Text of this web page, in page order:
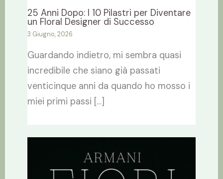
25 Anni Dopo: I 10 Pilastri per Diventare
un Floral Designer di Successo
3 Giugno, 2026
Guardando indietro, mi sembra quasi
incredibile che siano già passati
venticinque anni da quando ho mosso i
miei primi passi […]